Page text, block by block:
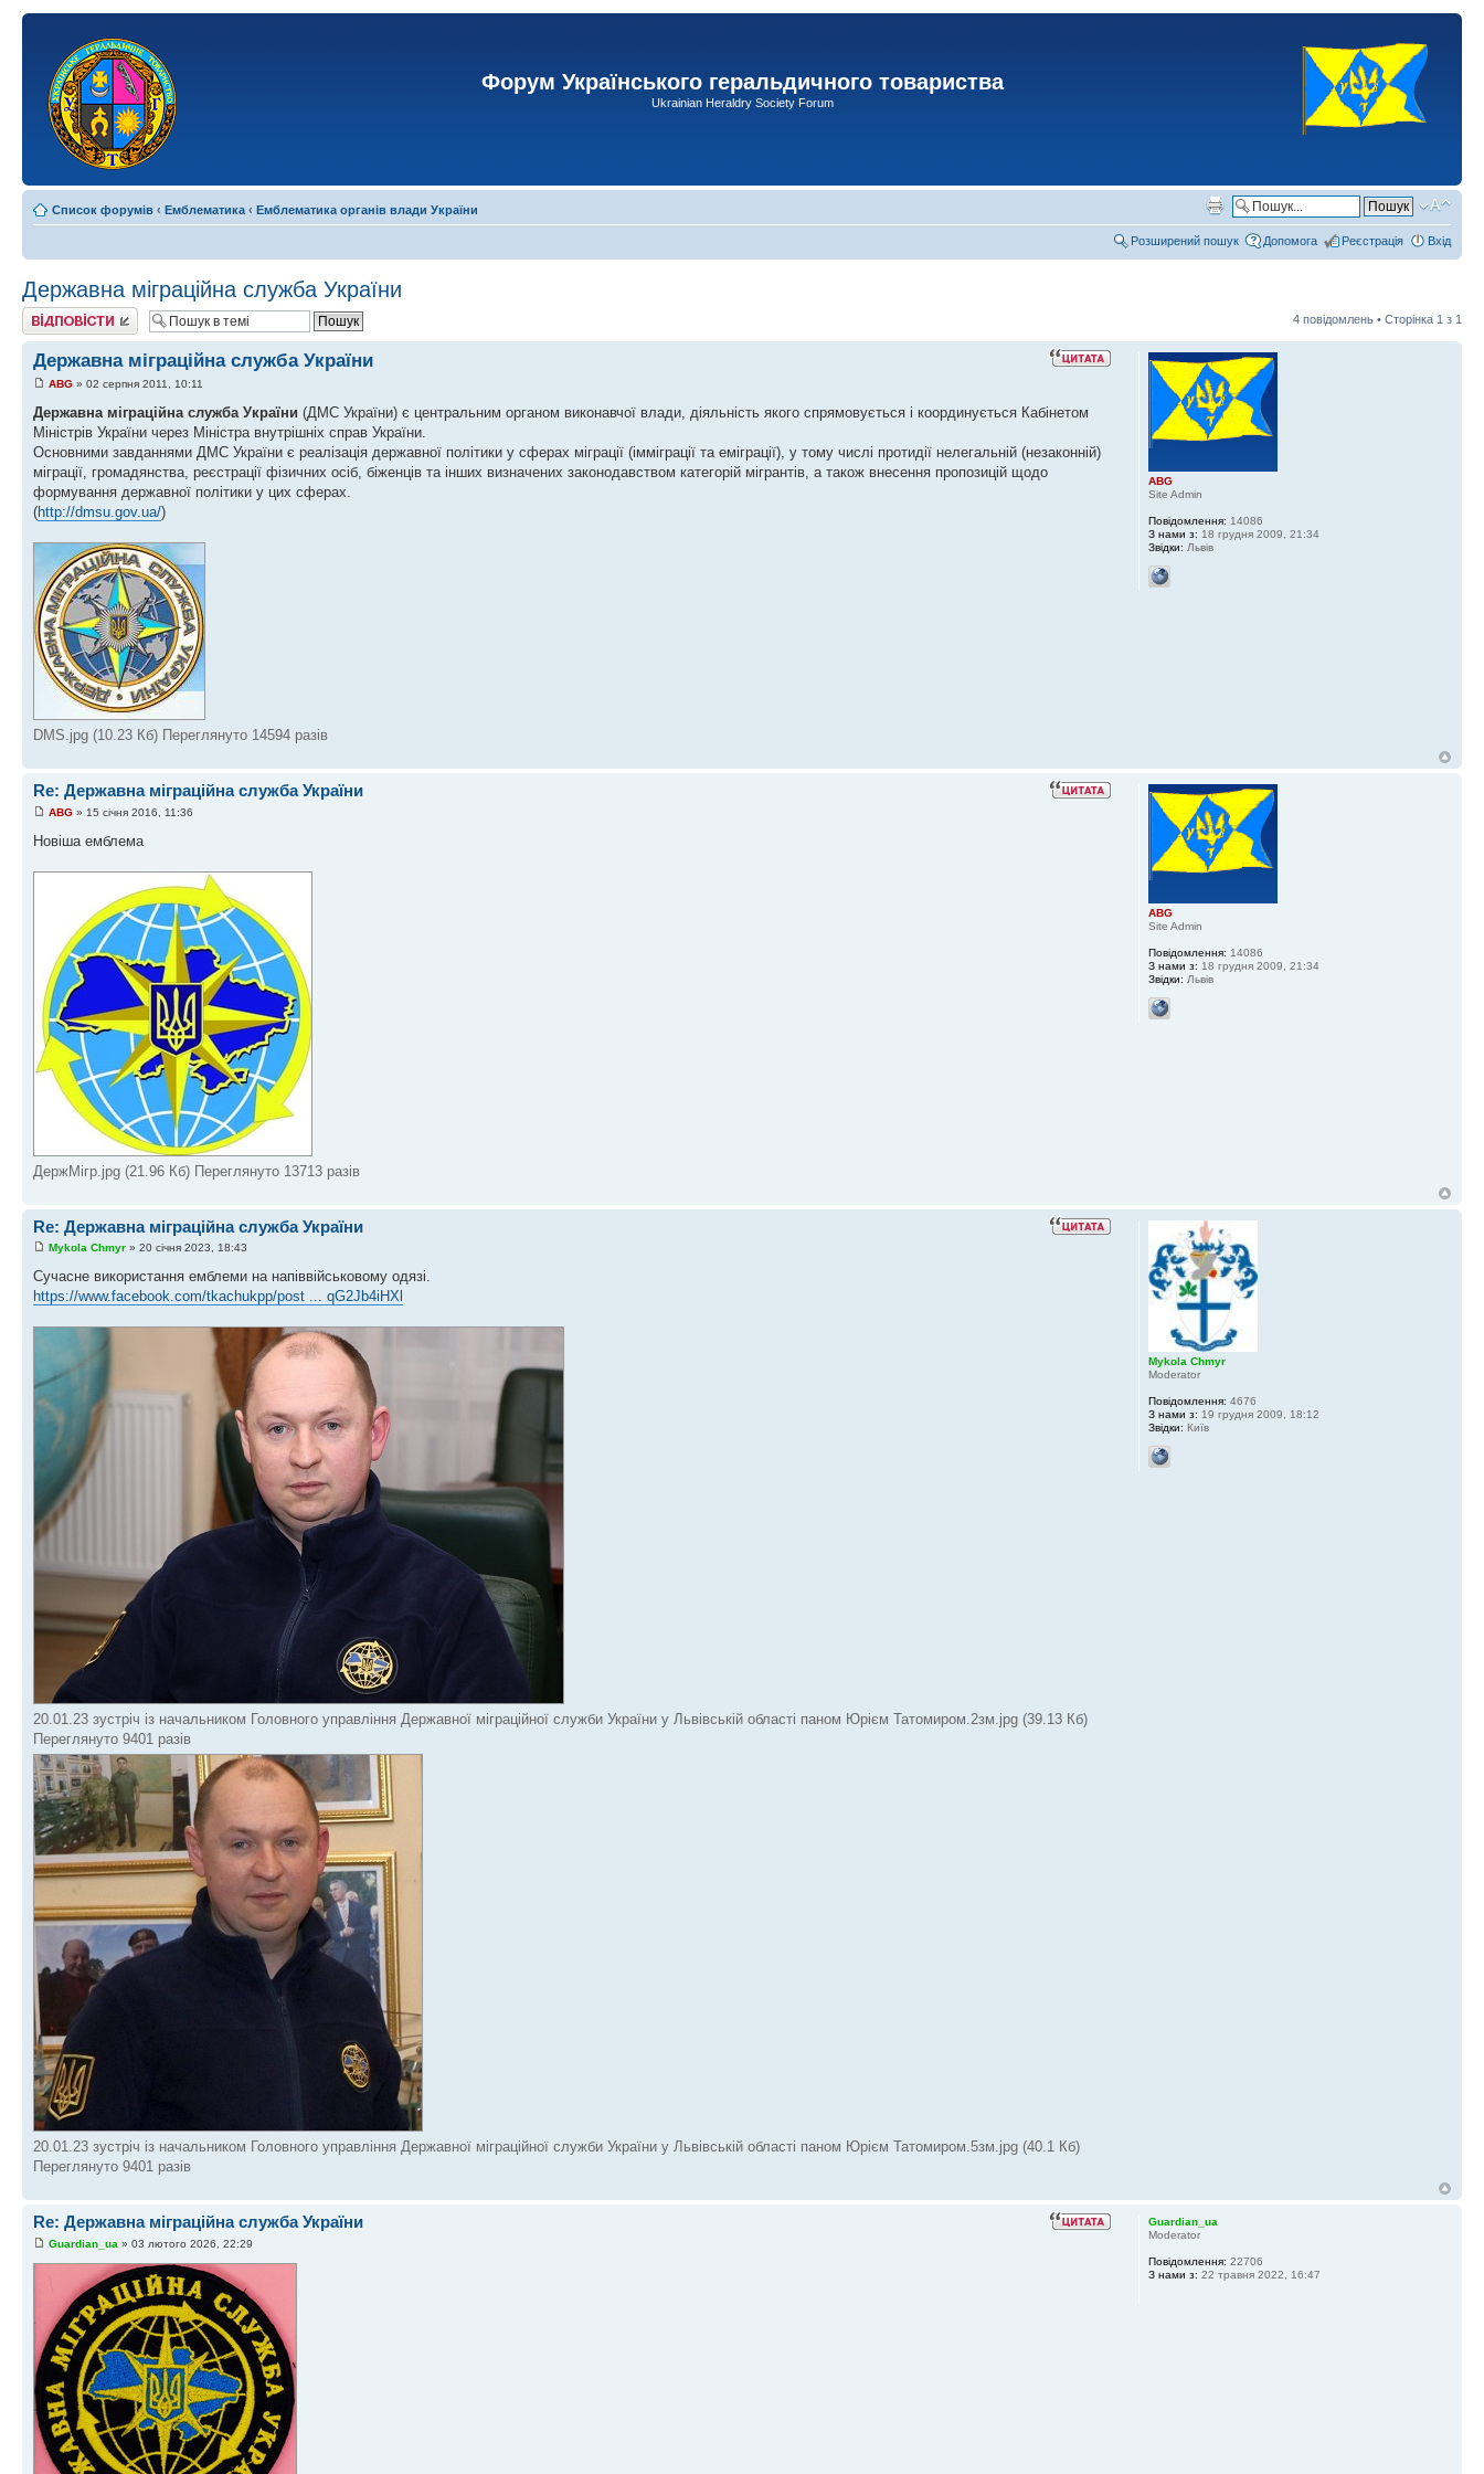
Форум Українського геральдичного товариства
Ukrainian Heraldry Society Forum
Список форумів ‹ Емблематика ‹ Емблематика органів влади України
Розширений пошук Допомога Реєстрація Вхід
Державна міграційна служба України
Відповісти 4 повідомлень • Сторінка 1 з 1
Державна міграційна служба України
ABG » 02 серпня 2011, 10:11
Державна міграційна служба України (ДМС України) є центральним органом виконавчої влади, діяльність якого спрямовується і координується Кабінетом
Міністрів України через Міністра внутрішніх справ України.
Основними завданнями ДМС України є реалізація державної політики у сферах міграції (імміграції та еміграції), у тому числі протидії нелегальній (незаконній)
міграції, громадянства, реєстрації фізичних осіб, біженців та інших визначених законодавством категорій мігрантів, а також внесення пропозицій щодо
формування державної політики у цих сферах.
(http://dmsu.gov.ua/)
DMS.jpg (10.23 Кб) Переглянуто 14594 разів
ABG
Site Admin
Повідомлення: 14086
З нами з: 18 грудня 2009, 21:34
Звідки: Львів
Re: Державна міграційна служба України
ABG » 15 січня 2016, 11:36
Новіша емблема
ДержМігр.jpg (21.96 Кб) Переглянуто 13713 разів
ABG
Site Admin
Повідомлення: 14086
З нами з: 18 грудня 2009, 21:34
Звідки: Львів
Re: Державна міграційна служба України
Mykola Chmyr » 20 січня 2023, 18:43
Сучасне використання емблеми на напіввійськовому одязі.
https://www.facebook.com/tkachukpp/post ... qG2Jb4iHXl
20.01.23 зустріч із начальником Головного управління Державної міграційної служби України у Львівській області паном Юрієм Татомиром.2зм.jpg (39.13 Кб)
Переглянуто 9401 разів
20.01.23 зустріч із начальником Головного управління Державної міграційної служби України у Львівській області паном Юрієм Татомиром.5зм.jpg (40.1 Кб)
Переглянуто 9401 разів
Mykola Chmyr
Moderator
Повідомлення: 4676
З нами з: 19 грудня 2009, 18:12
Звідки: Київ
Re: Державна міграційна служба України
Guardian_ua » 03 лютого 2026, 22:29
Guardian_ua
Moderator
Повідомлення: 22706
З нами з: 22 травня 2022, 16:47